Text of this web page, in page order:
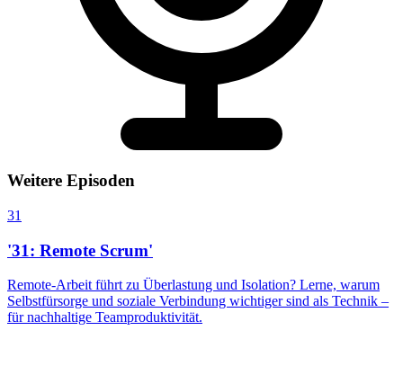
Weitere Episoden
31
'31: Remote Scrum'
Remote-Arbeit führt zu Überlastung und Isolation? Lerne, warum
Selbstfürsorge und soziale Verbindung wichtiger sind als Technik –
für nachhaltige Teamproduktivität.